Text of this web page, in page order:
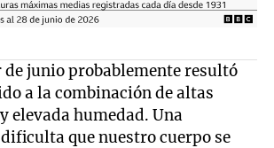
de junio probablemente resultó
a la combinación de altas
elevada humedad. Una
que nuestro cuerpo se